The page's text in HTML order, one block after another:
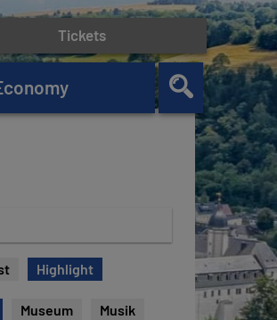
Tickets
Highlight
Museum Musik